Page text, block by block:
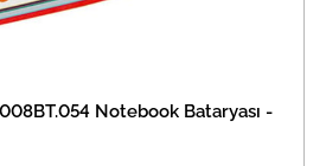
Notebook Bataryası -